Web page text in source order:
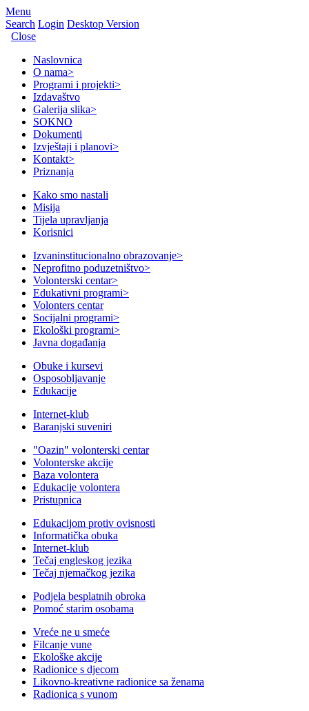
Menu
Search Login Desktop Version
Close
Naslovnica
O nama>
Programi i projekti>
Izdavaštvo
Galerija slika>
SOKNO
Dokumenti
Izvještaji i planovi>
Kontakt>
Priznanja
Kako smo nastali
Misija
Tijela upravljanja
Korisnici
Izvaninstitucionalno obrazovanje>
Neprofitno poduzetništvo>
Volonterski centar>
Edukativni programi>
Volonters centar
Socijalni programi>
Ekološki programi>
Javna događanja
Obuke i kursevi
Osposobljavanje
Edukacije
Internet-klub
Baranjski suveniri
"Oazin" volonterski centar
Volonterske akcije
Baza volontera
Edukacije volontera
Pristupnica
Edukacijom protiv ovisnosti
Informatička obuka
Internet-klub
Tečaj engleskog jezika
Tečaj njemačkog jezika
Podjela besplatnih obroka
Pomoć starim osobama
Vreće ne u smeće
Filcanje vune
Ekološke akcije
Radionice s djecom
Likovno-kreativne radionice sa ženama
Radionica s vunom